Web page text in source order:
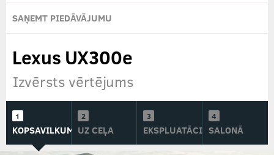
SAŅEMT PIEDĀVĀJUMU
Lexus UX300e
Izvērsts vērtējums
KOPSAVILKUMSUZ CEĻA EKSPLUATĀCIJĀSALONĀ